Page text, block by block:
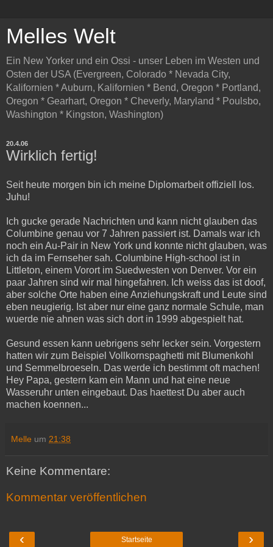
Melles Welt
Ein New Yorker und ein Ossi - unser Leben im Westen und
Osten der USA (Evergreen, Colorado * Nevada City,
Kalifornien * Auburn, Kalifornien * Bend, Oregon * Portland,
Oregon * Gearhart, Oregon * Cheverly, Maryland * Poulsbo,
Washington * Kingston, Washington)
20.4.06
Wirklich fertig!
Seit heute morgen bin ich meine Diplomarbeit offiziell los.
Juhu!
Ich gucke gerade Nachrichten und kann nicht glauben das
Columbine genau vor 7 Jahren passiert ist. Damals war ich
noch ein Au-Pair in New York und konnte nicht glauben, was
ich da im Fernseher sah. Columbine High-school ist in
Littleton, einem Vorort im Suedwesten von Denver. Vor ein
paar Jahren sind wir mal hingefahren. Ich weiss das ist doof,
aber solche Orte haben eine Anziehungskraft und Leute sind
eben neugierig. Ist aber nur eine ganz normale Schule, man
wuerde nie ahnen was sich dort in 1999 abgespielt hat.
Gesund essen kann uebrigens sehr lecker sein. Vorgestern
hatten wir zum Beispiel Vollkornspaghetti mit Blumenkohl
und Semmelbroeseln. Das werde ich bestimmt oft machen!
Hey Papa, gestern kam ein Mann und hat eine neue
Wasseruhr unten eingebaut. Das haettest Du aber auch
machen koennen...
Melle um 21:38
Keine Kommentare:
Kommentar veröffentlichen
‹ ›
Startseite